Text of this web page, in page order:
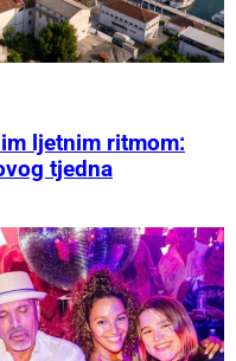
ljetnim ritmom:
tjedna